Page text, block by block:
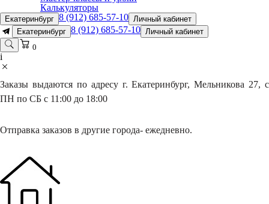
Калькуляторы
Екатеринбург 8 (912) 685-57-10 Личный кабинет
Екатеринбург 8 (912) 685-57-10 Личный кабинет
0
i
Заказы выдаются по адресу г. Екатеринбург, Мельникова 27, с
ПН по СБ с 11:00 до 18:00
Отправка заказов в другие города- ежедневно.